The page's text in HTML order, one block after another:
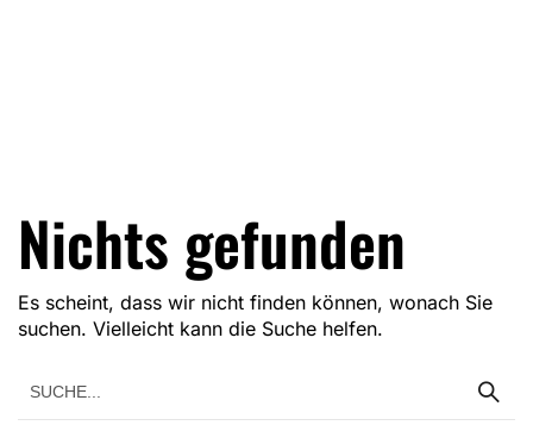
Nichts gefunden
Es scheint, dass wir nicht finden können, wonach Sie
suchen. Vielleicht kann die Suche helfen.